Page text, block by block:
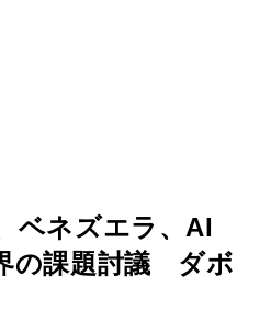
ベネズエラ、AI
の課題討議 ダボ